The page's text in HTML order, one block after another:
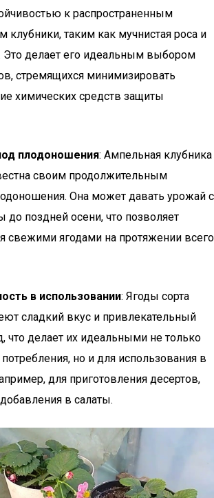
к распространенным
клубники, таким как мучнистая роса и
Это делает его идеальным выбором
стремящихся минимизировать
химических средств защиты
плодоношения: Ампельная клубника
своим продолжительным
Она может давать урожай с
до поздней осени, что позволяет
свежими ягодами на протяжении всего
в использовании: Ягоды сорта
сладкий вкус и привлекательный
что делает их идеальными не только
но и для использования в
для приготовления десертов,
в салаты.